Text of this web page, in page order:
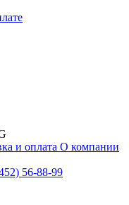
и оплата О компании
56-88-99